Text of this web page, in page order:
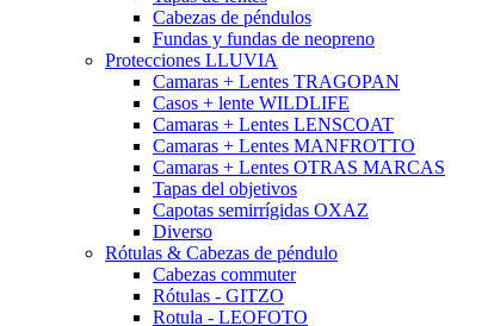
Cabezas de péndulos
Fundas y fundas de neopreno
Protecciones LLUVIA
Camaras + Lentes TRAGOPAN
Casos + lente WILDLIFE
Camaras + Lentes LENSCOAT
Camaras + Lentes MANFROTTO
Camaras + Lentes OTRAS MARCAS
Tapas del objetivos
Capotas semirrígidas OXAZ
Diverso
Rótulas & Cabezas de péndulo
Cabezas commuter
Rótulas - GITZO
Rotula - LEOFOTO